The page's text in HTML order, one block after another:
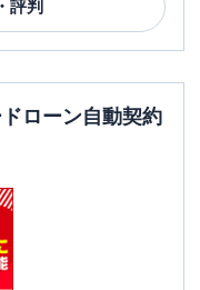
評判
ローン自動契約